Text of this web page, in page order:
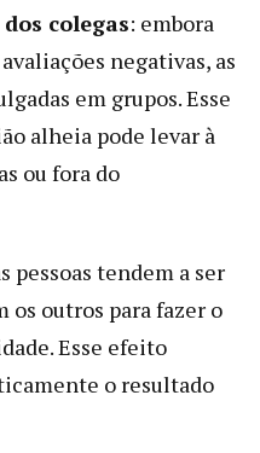
colegas: embora
negativas, as
em grupos. Esse
alheia pode levar à
ou fora do
pessoas tendem a ser
os outros para fazer o
Esse efeito
o resultado